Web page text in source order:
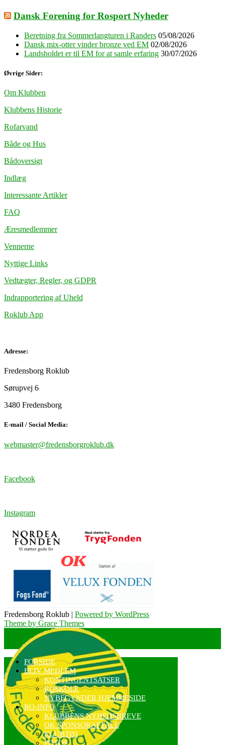
Dansk Forening for Rosport Nyheder
Beretning fra Sommerlangturen i Randers 05/08/2026
Dansk mix-otter vinder bronze ved EM 02/08/2026
Landsholdet er til EM for at samle erfaring 30/07/2026
Øvrige Sider:
Om Klubben
Klubbens Historie
Rofarvand
Både og Hus
Bådoversigt
Indlæg
Interessante Artikler
FAQ
Æresmedlemmer
Vennerne
Nyttige Links
Vedtægter, Regler, og GDPR
Indrapportering af Uheld
Roklub App
Adresse:
Fredensborg Roklub
Sørupvej 6
3480 Fredensborg
E-mail / Social Media:
webmaster@fredensborgroklub.dk
Facebook
Instagram
Fredensborg Roklub | Powered by WordPress
Theme by Grace Themes
FORSIDE
BLIV MEDLEM
KONTINGENTSATSER
ROSKOLE
NYBEGYNDER HJEMMESIDE
RO-INFO
KLUBBENS NYHEDSBREVE
OK SPONSORAFTALE
KLUBTØJ
FOTOS